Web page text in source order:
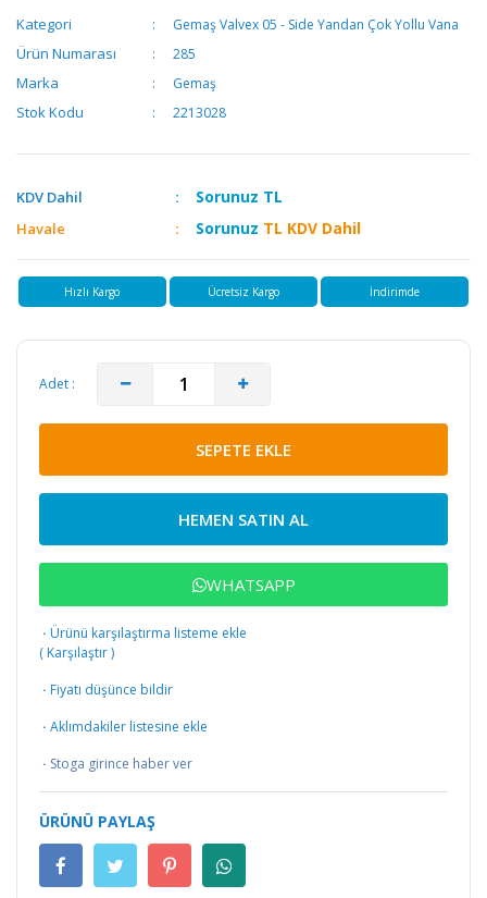
Kategori Gemaş Valvex 05 - Side Yandan Çok Yollu Vana
Ürün Numarası 285
Marka Gemaş
Stok Kodu 2213028
KDV Dahil Sorunuz TL
Havale Sorunuz TL KDV Dahil
Hızlı Kargo Ücretsiz Kargo İndirimde
Adet :
SEPETE EKLE
HEMEN SATIN AL
WHATSAPP
· Ürünü karşılaştırma listeme ekle
( Karşılaştır)
· Fiyatı düşünce bildir
· Aklımdakiler listesine ekle
· Stoga girince haber ver
ÜRÜNÜ PAYLAŞ